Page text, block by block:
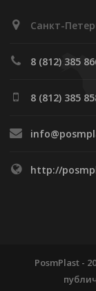
Санкт-
8 (812) 385
8 (812) 385
http://
PosmPlast -